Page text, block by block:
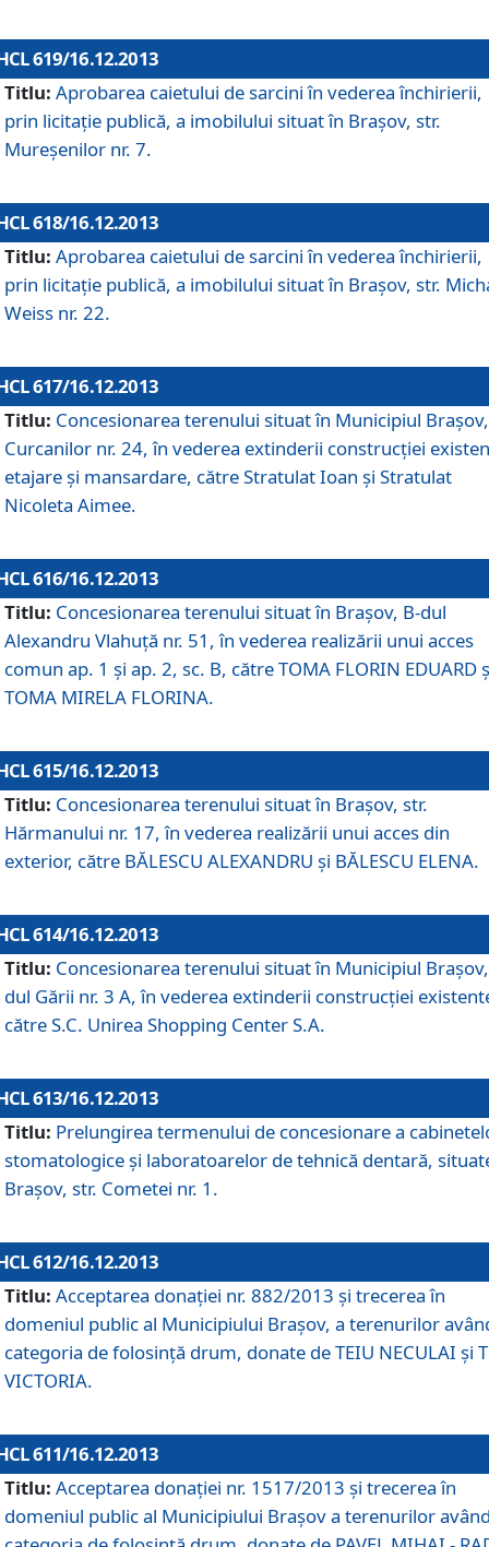
619/16.12.2013
Titlu: Aprobarea caietului de sarcini în vederea închirierii,
prin licitaţie publică, a imobilului situat în Braşov, str.
Mureşenilor nr. 7.
618/16.12.2013
Titlu: Aprobarea caietului de sarcini în vederea închirierii,
prin licitaţie publică, a imobilului situat în Braşov, str.
Weiss nr. 22.
617/16.12.2013
Titlu: Concesionarea terenului situat în Municipiul
Curcanilor nr. 24, în vederea extinderii construcţiei
etajare şi mansardare, către Stratulat Ioan şi Stratulat
Nicoleta Aimee.
616/16.12.2013
Titlu: Concesionarea terenului situat în Braşov, B-dul
Alexandru Vlahuţă nr. 51, în vederea realizării unui acces
comun ap. 1 şi ap. 2, sc. B, către TOMA FLORIN EDUARD
TOMA MIRELA FLORINA.
615/16.12.2013
Titlu: Concesionarea terenului situat în Braşov, str.
Hărmanului nr. 17, în vederea realizării unui acces din
exterior, către BĂLESCU ALEXANDRU şi BĂLESCU ELENA.
614/16.12.2013
Titlu: Concesionarea terenului situat în Municipiul
dul Gării nr. 3 A, în vederea extinderii construcţiei
către S.C. Unirea Shopping Center S.A.
613/16.12.2013
Titlu: Prelungirea termenului de concesionare a
stomatologice şi laboratoarelor de tehnică dentară,
Braşov, str. Cometei nr. 1.
612/16.12.2013
Titlu: Acceptarea donaţiei nr. 882/2013 şi trecerea în
domeniul public al Municipiului Braşov, a terenurilor
categoria de folosinţă drum, donate de TEIU NECULAI şi
VICTORIA.
611/16.12.2013
Titlu: Acceptarea donaţiei nr. 1517/2013 şi trecerea în
domeniul public al Municipiului Braşov a terenurilor